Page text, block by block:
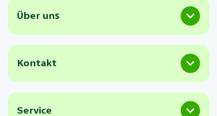
Über uns
Kontakt
Service